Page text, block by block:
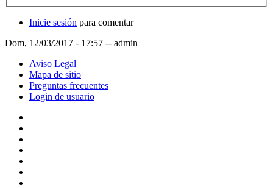
Inicie sesión para comentar
Dom, 12/03/2017 - 17:57 -- admin
Aviso Legal
Mapa de sitio
Preguntas frecuentes
Login de usuario